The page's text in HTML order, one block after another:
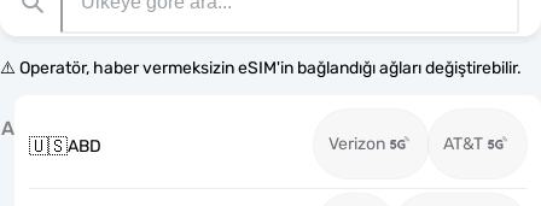
⚠️ Operatör, haber vermeksizin eSIM'in bağlandığı ağları değiştirebilir.
A
🇺🇸ABD Verizon AT&T